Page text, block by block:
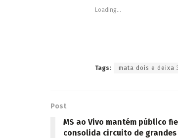
Loading...
Tags: mata dois e deixa
Post
MS ao Vivo mantém público
consolida circuito de grandes